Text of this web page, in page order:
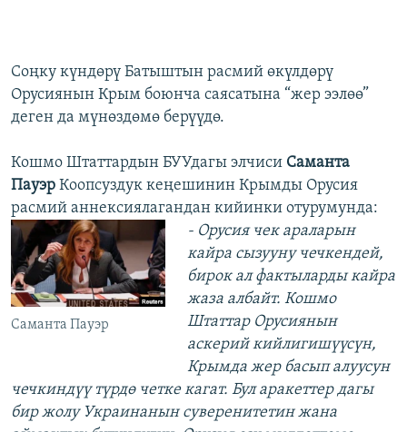
Соңку күндөрү Батыштын расмий өкүлдөрү
Орусиянын Крым боюнча саясатына “жер ээлөө”
деген да мүнөздөмө берүүдө.
Кошмо Штаттардын БУУдагы элчиси Саманта
Пауэр Коопсуздук кеңешинин Крымды Орусия
расмий аннексиялагандан кийинки отурумунда:
Cаманта Пауэр
- Орусия чек араларын
кайра сызууну чечкендей,
бирок ал фактыларды кайра
жаза албайт. Кошмо
Штаттар Орусиянын
аскерий кийлигишүүсүн,
Крымда жер басып алуусун
чечкиндүү түрдө четке кагат. Бул аракеттер дагы
бир жолу Украинанын суверенитетин жана